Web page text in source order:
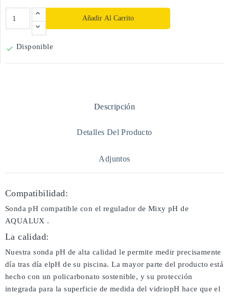
Añadir Al Carrito
 Disponible
Descripción
Detalles Del Producto
Adjuntos
Compatibilidad:
Sonda pH compatible con el regulador de Mixy pH de
AQUALUX .
La calidad:
Nuestra sonda pH de alta calidad le permite medir precisamente
día tras día elpH de su piscina. La mayor parte del producto está
hecho con un policarbonato sostenible, y su protección
integrada para la superficie de medida del vidriopH hace que el